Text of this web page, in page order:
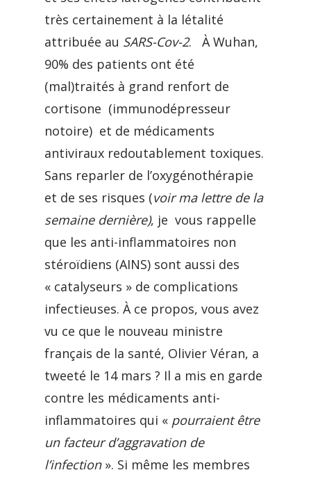
très certainement à la létalité
attribuée au SARS-Cov-2. À Wuhan,
90% des patients ont été
(mal)traités à grand renfort de
cortisone (immunodépresseur
notoire) et de médicaments
antiviraux redoutablement toxiques.
Sans reparler de l’oxygénothérapie
et de ses risques (voir ma lettre de la
semaine dernière), je vous rappelle
que les anti-inflammatoires non
stéroïdiens (AINS) sont aussi des
« catalyseurs » de complications
infectieuses. À ce propos, vous avez
vu ce que le nouveau ministre
français de la santé, Olivier Véran, a
tweeté le 14 mars ? Il a mis en garde
contre les médicaments anti-
inflammatoires qui « pourraient être
un facteur d’aggravation de
l’infection ». Si même les membres